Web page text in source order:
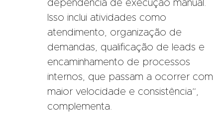
dependência de execução manual.
Isso inclui atividades como
atendimento, organização de
demandas, qualificação de leads e
encaminhamento de processos
internos, que passam a ocorrer com
maior velocidade e consistência”,
complementa.